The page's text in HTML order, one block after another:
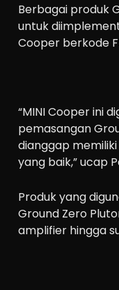
Berbagai produk
untuk
Cooper berkode
“MINI Cooper ini
pemasangan
dianggap
yang baik,” ucap
Produk yang
Ground Zero
amplifier hingga